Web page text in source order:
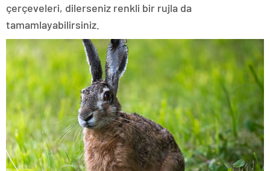
çerçeveleri, dilerseniz renkli bir rujla da
tamamlayabilirsiniz.